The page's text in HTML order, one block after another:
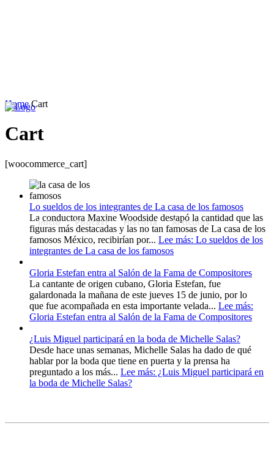
Inicio Podcast Historia Artículos
Home Cart
Cart
[woocommerce_cart]
Lo sueldos de los integrantes de La casa de los famosos
La conductora Maxine Woodside destapó la cantidad que las
figuras más destacadas y las no tan famosas de La casa de los
famosos México, recibirían por... Lee más: Lo sueldos de los
integrantes de La casa de los famosos
Gloria Estefan entra al Salón de la Fama de Compositores
La cantante de origen cubano, Gloria Estefan, fue
galardonada la mañana de este jueves 15 de junio, por lo
que fue acompañada en esta importante velada... Lee más:
Gloria Estefan entra al Salón de la Fama de Compositores
¿Luis Miguel participará en la boda de Michelle Salas?
Desde hace unas semanas, Michelle Salas ha dado de qué
hablar por la boda que tiene en puerta y la prensa ha
preguntado a los más... Lee más: ¿Luis Miguel participará en
la boda de Michelle Salas?